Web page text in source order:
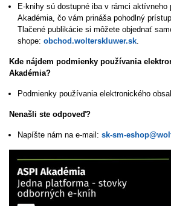
E-knihy sú dostupné iba v rámci aktívneho
Akadémia, čo vám prináša pohodlný
Tlačené publikácie si môžete objednať
shope:obchod.wolterskluwer.sk.
Kde nájdem podmienky používania
Akadémia?
Podmienky používania elektronického
Nenašli ste odpoveď?
Napíšte nám na e-mail:sk-sm-